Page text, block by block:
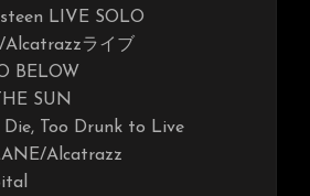
LIVE SOLO
ライブ
BELOW
SUN
Die, Too Drunk to Live
Alcatrazz